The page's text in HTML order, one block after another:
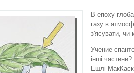
В епоху
газу в
з'ясувати, чи
Учение
інші
Ешлі